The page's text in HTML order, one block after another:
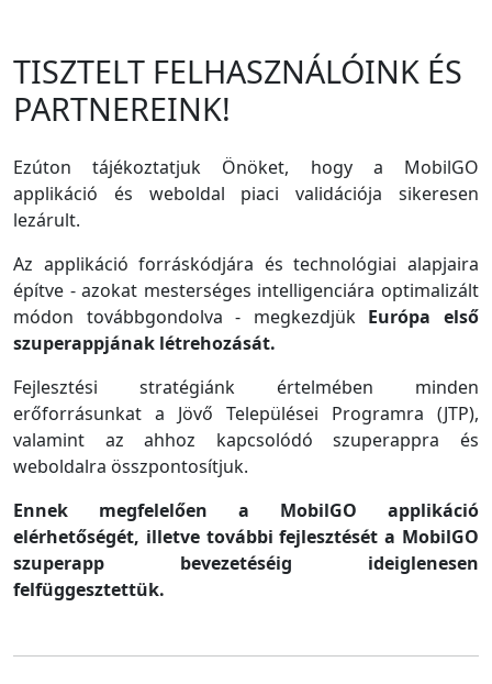
TISZTELT FELHASZNÁLÓINK ÉS
PARTNEREINK!
Ezúton tájékoztatjuk Önöket, hogy a MobilGO
applikáció és weboldal piaci validációja sikeresen
lezárult.
Az applikáció forráskódjára és technológiai alapjaira
építve - azokat mesterséges intelligenciára optimalizált
módon továbbgondolva - megkezdjük Európa első
szuperappjának létrehozását.
Fejlesztési stratégiánk értelmében minden
erőforrásunkat a Jövő Települései Programra (JTP),
valamint az ahhoz kapcsolódó szuperappra és
weboldalra összpontosítjuk.
Ennek megfelelően a MobilGO applikáció
elérhetőségét, illetve további fejlesztését a MobilGO
szuperapp bevezetéséig ideiglenesen
felfüggesztettük.